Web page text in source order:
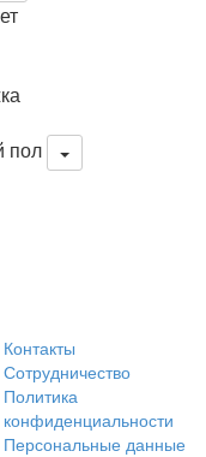
пол
Контакты
Сотрудничество
Политика
конфиденциальности
Персональные данные